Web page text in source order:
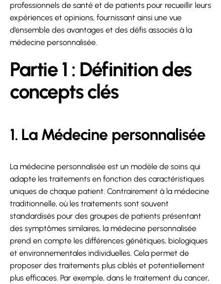
professionnels de santé et de patients pour recueillir leurs
expériences et opinions, fournissant ainsi une vue
d’ensemble des avantages et des défis associés à la
médecine personnalisée.
Partie 1 : Définition des
concepts clés
1. La Médecine personnalisée
La médecine personnalisée est un modèle de soins qui
adapte les traitements en fonction des caractéristiques
uniques de chaque patient. Contrairement à la médecine
traditionnelle, où les traitements sont souvent
standardisés pour des groupes de patients présentant
des symptômes similaires, la médecine personnalisée
prend en compte les différences génétiques, biologiques
et environnementales individuelles. Cela permet de
proposer des traitements plus ciblés et potentiellement
plus efficaces. Par exemple, dans le traitement du cancer,